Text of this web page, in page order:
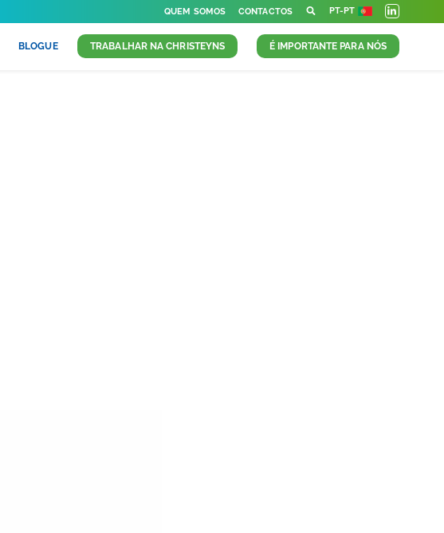
QUEM SOMOS CONTACTOS PT-PT
BLOGUE TRABALHAR NA CHRISTEYNS É IMPORTANTE PARA NÓS